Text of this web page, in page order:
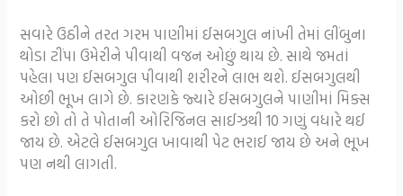
સવારે ઉઠીને તરત ગરમ પાણીમાં ઈસબગુલ નાંખી તેમાં લીંબુના
થોડા ટીંપા ઉમેરીને પીવાથી વજન ઓછું થાય છે. સાથે જમતાં
પહેલા પણ ઈસબગુલ પીવાથી શરીરને લાભ થશે. ઈસબગુલથી
ઓછી ભૂખ લાગે છે. કારણકે જ્યારે ઈસબગુલને પાણીમાં મિક્સ
કરો છો તો તે પોતાની ઓરિજિનલ સાઈઝથી 10 ગણું વધારે થઈ
જાય છે. એટલે ઈસબગુલ ખાવાથી પેટ ભરાઈ જાય છે અને ભૂખ
પણ નથી લાગતી.